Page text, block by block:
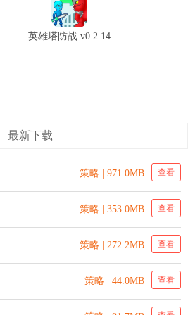
英雄塔防战 v0.2.14
最新下载
策略 | 971.0MB 查看
策略 | 353.0MB 查看
策略 | 272.2MB 查看
策略 | 44.0MB 查看